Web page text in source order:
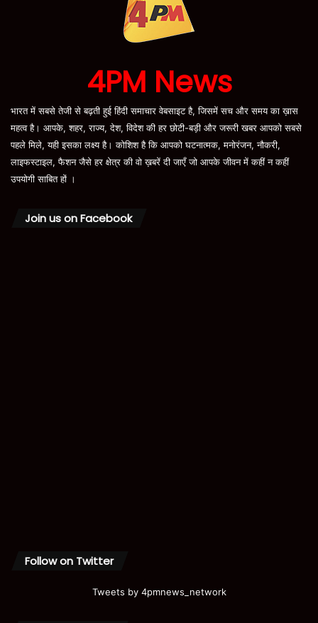
4PM News
भारत में सबसे तेजी से बढ़ती हुई हिंदी समाचार वेबसाइट है, जिसमें सच और समय का ख़ास
महत्व है। आपके, शहर, राज्य, देश, विदेश की हर छोटी-बड़ी और जरूरी खबर आपको सबसे
पहले मिले, यही इसका लक्ष्य है। कोशिश है कि आपको घटनात्मक, मनोरंजन, नौकरी,
लाइफस्टाइल, फैशन जैसे हर क्षेत्र की वो ख़बरें दी जाएँ जो आपके जीवन में कहीं न कहीं
उपयोगी साबित हों ।
Join us on Facebook
Follow on Twitter
Tweets by 4pmnews_network